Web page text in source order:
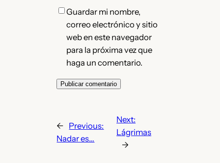
Guardar mi nombre,
correo electrónico y sitio
web en este navegador
para la próxima vez que
haga un comentario.
← Previous:
Nadar es…
Next:
Lágrimas
→